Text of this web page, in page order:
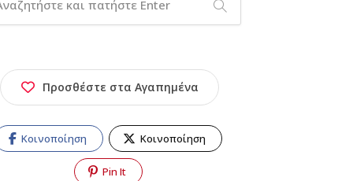
Προσθέστε στα Αγαπημένα
Κοινοποίηση Κοινοποίηση
Pin It